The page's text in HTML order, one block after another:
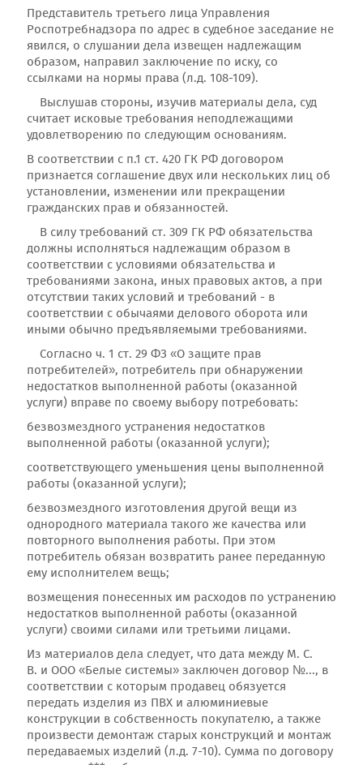
Представитель третьего лица Управления
Роспотребнадзора по адрес в судебное заседание не
явился, о слушании дела извещен надлежащим
образом, направил заключение по иску, со
ссылками на нормы права (л.д. 108-109).
Выслушав стороны, изучив материалы дела, суд
считает исковые требования неподлежащими
удовлетворению по следующим основаниям.
В соответствии с п.1 ст. 420 ГК РФ договором
признается соглашение двух или нескольких лиц об
установлении, изменении или прекращении
гражданских прав и обязанностей.
В силу требований ст. 309 ГК РФ обязательства
должны исполняться надлежащим образом в
соответствии с условиями обязательства и
требованиями закона, иных правовых актов, а при
отсутствии таких условий и требований - в
соответствии с обычаями делового оборота или
иными обычно предъявляемыми требованиями.
Согласно ч. 1 ст. 29 ФЗ «О защите прав
потребителей», потребитель при обнаружении
недостатков выполненной работы (оказанной
услуги) вправе по своему выбору потребовать:
безвозмездного устранения недостатков
выполненной работы (оказанной услуги);
соответствующего уменьшения цены выполненной
работы (оказанной услуги);
безвозмездного изготовления другой вещи из
однородного материала такого же качества или
повторного выполнения работы. При этом
потребитель обязан возвратить ранее переданную
ему исполнителем вещь;
возмещения понесенных им расходов по устранению
недостатков выполненной работы (оказанной
услуги) своими силами или третьими лицами.
Из материалов дела следует, что дата между М. С.
В. и ООО «Белые системы» заключен договор №..., в
соответствии с которым продавец обязуется
передать изделия из ПВХ и алюминиевые
конструкции в собственность покупателю, а также
произвести демонтаж старых конструкций и монтаж
передаваемых изделий (л.д. 7-10). Сумма по договору